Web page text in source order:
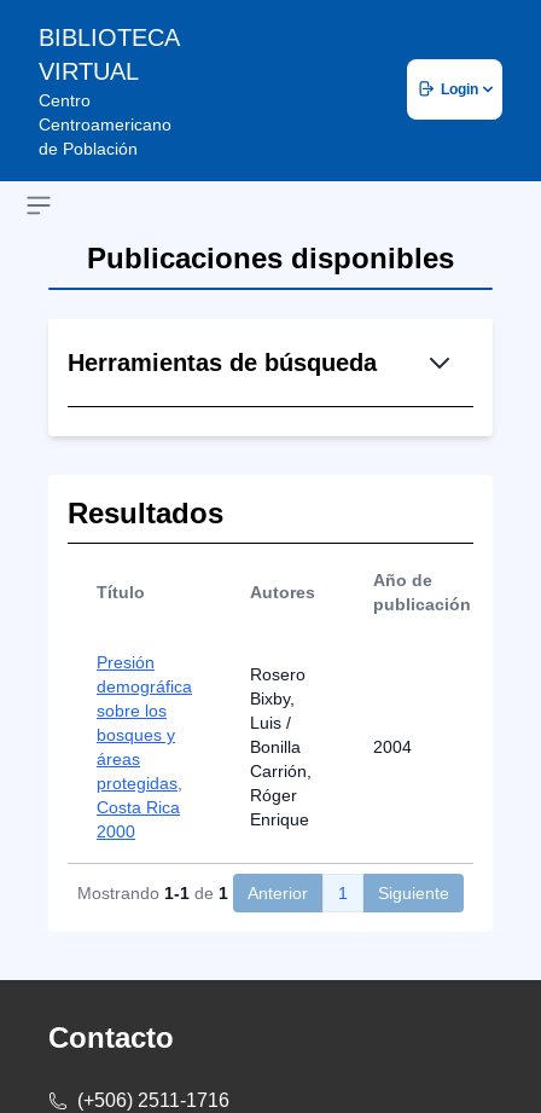
BIBLIOTECA
VIRTUAL
Centro
Centroamericano
de Población
Login
Open sidebar
Publicaciones disponibles
Herramientas de búsqueda
Resultados
Título Autores
Año de
publicación
Presión
demográfica
sobre los
bosques y
áreas
protegidas,
Costa Rica
2000
Rosero
Bixby,
Luis /
Bonilla
Carrión,
Róger
Enrique
2004
Mostrando 1-1 de 1 Anterior 1 Siguiente
Contacto
(+506) 2511-1716